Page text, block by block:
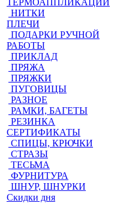
ТЕРМОАППЛИКАЦИИ
НИТКИ
ПЛЕЧИ
ПОДАРКИ РУЧНОЙ
РАБОТЫ
ПРИКЛАД
ПРЯЖА
ПРЯЖКИ
ПУГОВИЦЫ
РАЗНОЕ
РАМКИ, БАГЕТЫ
РЕЗИНКА
СЕРТИФИКАТЫ
СПИЦЫ, КРЮЧКИ
СТРАЗЫ
ТЕСЬМА
ФУРНИТУРА
ШНУР, ШНУРКИ
Скидки дня